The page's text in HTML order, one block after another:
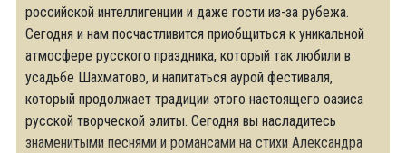
российской интеллигенции и даже гости из-за рубежа.
Сегодня и нам посчастливится приобщиться к уникальной
атмосфере русского праздника, который так любили в
усадьбе Шахматово, и напитаться аурой фестиваля,
который продолжает традиции этого настоящего оазиса
русской творческой элиты. Сегодня вы насладитесь
знаменитыми песнями и романсами на стихи Александра